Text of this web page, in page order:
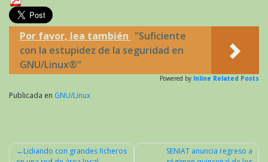
Por favor, lea también "Suficiente
con la estupidez de la seguridad en
GNU/Linux®"
Powered by Inline Related Posts
Publicada en GNU/Linux
Lidiando con grandes ficheros
SENIAT anuncia regreso a